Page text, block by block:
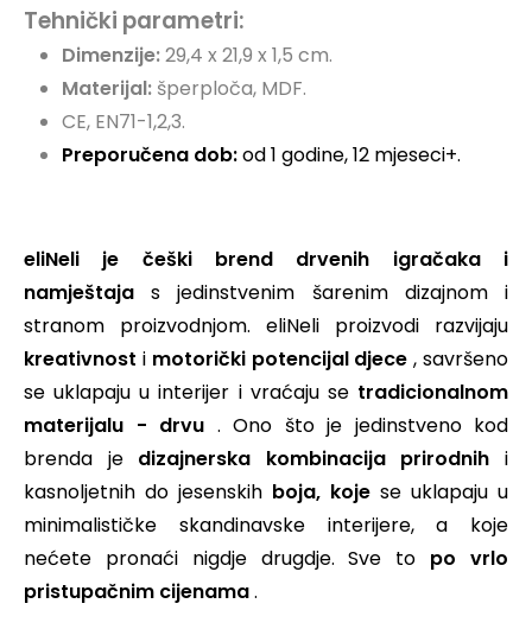
Tehnički parametri:
Dimenzije:29,4 x 21,9 x 1,5 cm.
Materijal: šperploča, MDF.
CE, EN71-1,2,3.
Preporučena dob:od 1 godine, 12 mjeseci+.
eliNeli je češki brend drvenih igračaka i
namještaja s jedinstvenim šarenim dizajnom i
stranom proizvodnjom. eliNeli proizvodi razvijaju
kreativnost i motorički potencijal djece , savršeno
se uklapaju u interijer i vraćaju se tradicionalnom
materijalu - drvu . Ono što je jedinstveno kod
brenda je dizajnerska kombinacija prirodnih i
kasnoljetnih do jesenskih boja, koje se uklapaju u
minimalističke skandinavske interijere, a koje
nećete pronaći nigdje drugdje. Sve to po vrlo
pristupačnim cijenama.